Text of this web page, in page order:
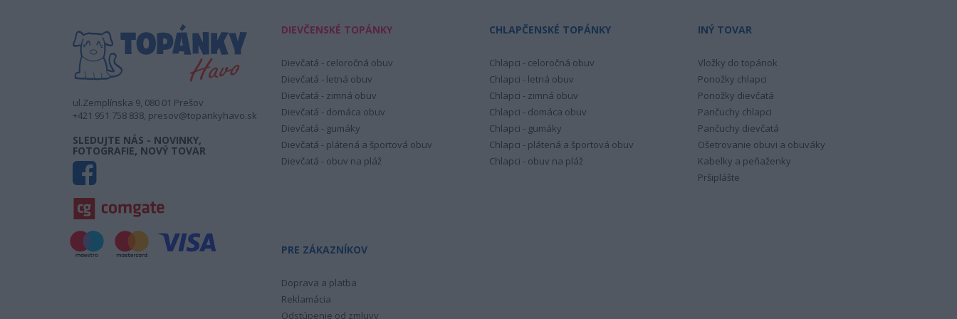
ul.Zemplínska 9, 080 01 Prešov
+421 951 758 838, presov@topankyhavo.sk
SLEDUJTE NÁS - NOVINKY,
FOTOGRAFIE, NOVÝ TOVAR
DIEVČENSKÉ TOPÁNKY
Dievčatá - celoročná obuv
Dievčatá - letná obuv
Dievčatá - zimná obuv
Dievčatá - domáca obuv
Dievčatá - gumáky
Dievčatá - plátená a športová obuv
Dievčatá - obuv na pláž
CHLAPČENSKÉ TOPÁNKY
Chlapci - celoročná obuv
Chlapci - letná obuv
Chlapci - zimná obuv
Chlapci - domáca obuv
Chlapci - gumáky
Chlapci - plátená a športová obuv
Chlapci - obuv na pláž
INÝ TOVAR
Vložky do topánok
Ponožky chlapci
Ponožky dievčatá
Pančuchy chlapci
Pančuchy dievčatá
Ošetrovanie obuvi a obuváky
Kabelky a peňaženky
Pršiplášte
PRE ZÁKAZNÍKOV
Doprava a platba
Reklamácia
Odstúpenie od zmluvy